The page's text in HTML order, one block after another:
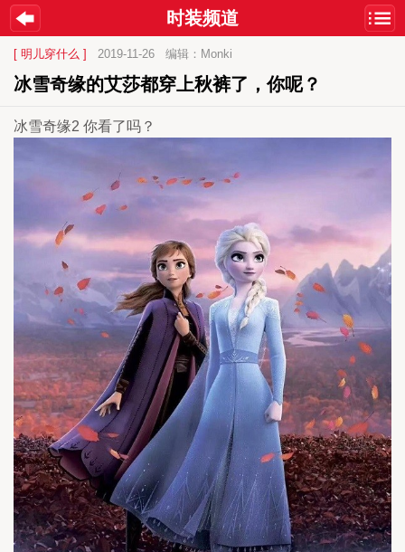
时装频道
[ 明儿穿什么 ] 2019-11-26 编辑：Monki
冰雪奇缘的艾莎都穿上秋裤了，你呢？
冰雪奇缘2 你看了吗？